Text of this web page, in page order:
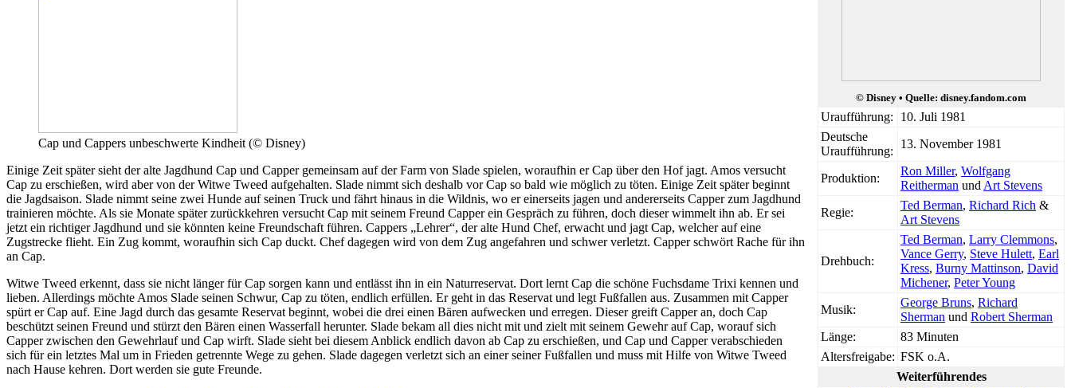
© Disney • Quelle: disney.fandom.com
Uraufführung:
10. Juli 1981
Deutsche
Uraufführung:
13. November 1981
Produktion:
Ron Miller, Wolfgang
Reitherman und Art Stevens
Regie:
Ted Berman, Richard Rich &
Art Stevens
Drehbuch:
Ted Berman, Larry Clemmons,
Vance Gerry, Steve Hulett, Earl
Kress, Burny Mattinson, David
Michener, Peter Young
Musik:
George Bruns, Richard
Sherman und Robert Sherman
Länge:
83 Minuten
Altersfreigabe: FSK o.A.
Weiterführendes
Cap und Cappers unbeschwerte Kindheit (© Disney)
Einige Zeit später sieht der alte Jagdhund Cap und Capper gemeinsam auf der Farm von Slade spielen, woraufhin er Cap über den Hof jagt. Amos versucht
Cap zu erschießen, wird aber von der Witwe Tweed aufgehalten. Slade nimmt sich deshalb vor Cap so bald wie möglich zu töten. Einige Zeit später beginnt
die Jagdsaison. Slade nimmt seine zwei Hunde auf seinen Truck und fährt hinaus in die Wildnis, wo er einerseits jagen und andererseits Capper zum Jagdhund
trainieren möchte. Als sie Monate später zurückkehren versucht Cap mit seinem Freund Capper ein Gespräch zu führen, doch dieser wimmelt ihn ab. Er sei
jetzt ein richtiger Jagdhund und sie könnten keine Freundschaft führen. Cappers „Lehrer“, der alte Hund Chef, erwacht und jagt Cap, welcher auf eine
Zugstrecke flieht. Ein Zug kommt, woraufhin sich Cap duckt. Chef dagegen wird von dem Zug angefahren und schwer verletzt. Capper schwört Rache für ihn
an Cap.
Witwe Tweed erkennt, dass sie nicht länger für Cap sorgen kann und entlässt ihn in ein Naturreservat. Dort lernt Cap die schöne Fuchsdame Trixi kennen und
lieben. Allerdings möchte Amos Slade seinen Schwur, Cap zu töten, endlich erfüllen. Er geht in das Reservat und legt Fußfallen aus. Zusammen mit Capper
spürt er Cap auf. Eine Jagd durch das gesamte Reservat beginnt, wobei die drei einen Bären aufwecken und erregen. Dieser greift Capper an, doch Cap
beschützt seinen Freund und stürzt den Bären einen Wasserfall herunter. Slade bekam all dies nicht mit und zielt mit seinem Gewehr auf Cap, worauf sich
Capper zwischen den Gewehrlauf und Cap wirft. Slade sieht bei diesem Anblick endlich davon ab Cap zu erschießen, und Cap und Capper verabschieden
sich für ein letztes Mal um in Frieden getrennte Wege zu gehen. Slade dagegen verletzt sich an einer seiner Fußfallen und muss mit Hilfe von Witwe Tweed
nach Hause kehren. Dort werden sie gute Freunde.